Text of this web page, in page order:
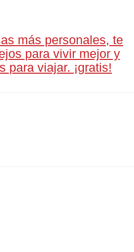
más personales, te
para vivir mejor y
para viajar. ¡gratis!